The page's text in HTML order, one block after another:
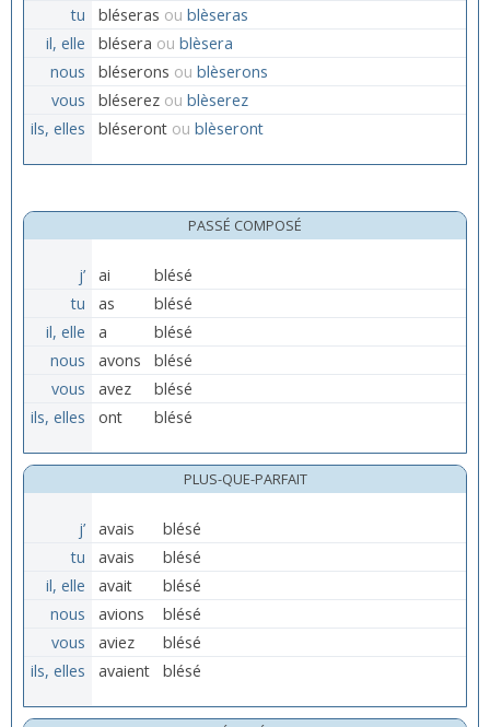
tu
bléseras ou blèseras
il, elle
blésera ou blèsera
nous
bléserons ou blèserons
vous
bléserez ou blèserez
ils, elles
bléseront ou blèseront
PASSÉ COMPOSÉ
j’ ai
blésé
tu
as
blésé
il, elle
a
blésé
nous
avons
blésé
vous
avez
blésé
ils, elles
ont blésé
PLUS-QUE-PARFAIT
j’ avais
blésé
tu
avais
blésé
il, elle
avait
blésé
nous
avions
blésé
vous
aviez
blésé
ils, elles
avaient blésé